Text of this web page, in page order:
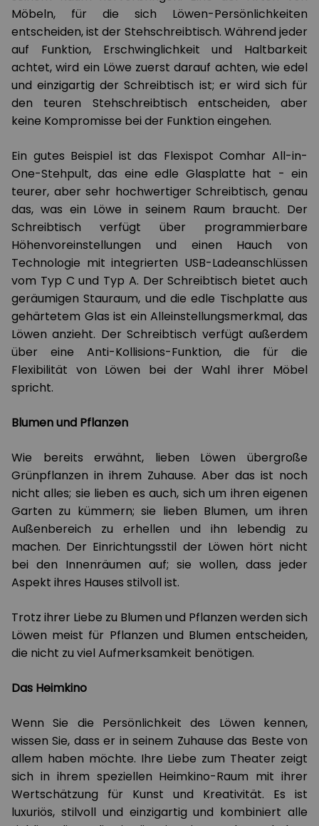
Möbeln, für die sich Löwen-Persönlichkeiten
entscheiden, ist der Stehschreibtisch. Während jeder
auf Funktion, Erschwinglichkeit und Haltbarkeit
achtet, wird ein Löwe zuerst darauf achten, wie edel
und einzigartig der Schreibtisch ist; er wird sich für
den teuren Stehschreibtisch entscheiden, aber
keine Kompromisse bei der Funktion eingehen.
Ein gutes Beispiel ist das Flexispot Comhar All-in-
One-Stehpult, das eine edle Glasplatte hat - ein
teurer, aber sehr hochwertiger Schreibtisch, genau
das, was ein Löwe in seinem Raum braucht. Der
Schreibtisch verfügt über programmierbare
Höhenvoreinstellungen und einen Hauch von
Technologie mit integrierten USB-Ladeanschlüssen
vom Typ C und Typ A. Der Schreibtisch bietet auch
geräumigen Stauraum, und die edle Tischplatte aus
gehärtetem Glas ist ein Alleinstellungsmerkmal, das
Löwen anzieht. Der Schreibtisch verfügt außerdem
über eine Anti-Kollisions-Funktion, die für die
Flexibilität von Löwen bei der Wahl ihrer Möbel
spricht.
Blumen und Pflanzen
Wie bereits erwähnt, lieben Löwen übergroße
Grünpflanzen in ihrem Zuhause. Aber das ist noch
nicht alles; sie lieben es auch, sich um ihren eigenen
Garten zu kümmern; sie lieben Blumen, um ihren
Außenbereich zu erhellen und ihn lebendig zu
machen. Der Einrichtungsstil der Löwen hört nicht
bei den Innenräumen auf; sie wollen, dass jeder
Aspekt ihres Hauses stilvoll ist.
Trotz ihrer Liebe zu Blumen und Pflanzen werden sich
Löwen meist für Pflanzen und Blumen entscheiden,
die nicht zu viel Aufmerksamkeit benötigen.
Das Heimkino
Wenn Sie die Persönlichkeit des Löwen kennen,
wissen Sie, dass er in seinem Zuhause das Beste von
allem haben möchte. Ihre Liebe zum Theater zeigt
sich in ihrem speziellen Heimkino-Raum mit ihrer
Wertschätzung für Kunst und Kreativität. Es ist
luxuriös, stilvoll und einzigartig und kombiniert alle